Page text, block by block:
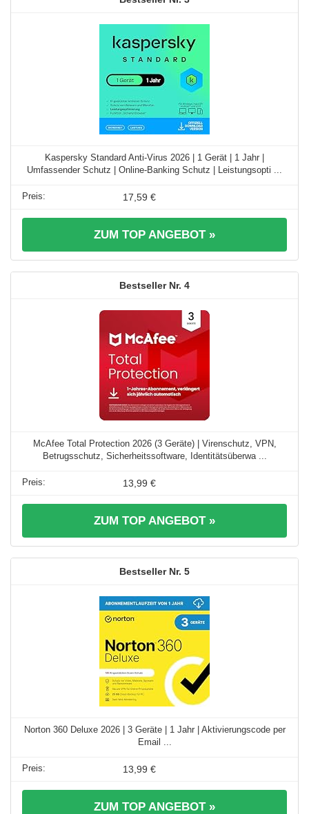
Kaspersky Standard Anti-Virus 2026 | 1 Gerät | 1 Jahr |
Umfassender Schutz | Online-Banking Schutz | Leistungsopti ...
17,59 €
ZUM TOP ANGEBOT »
4
McAfee Total Protection 2026 (3 Geräte) | Virenschutz, VPN,
Betrugsschutz, Sicherheitssoftware, Identitätsüberwa ...
13,99 €
ZUM TOP ANGEBOT »
5
Norton 360 Deluxe 2026 | 3 Geräte | 1 Jahr | Aktivierungscode per
Email ...
13,99 €
ZUM TOP ANGEBOT »